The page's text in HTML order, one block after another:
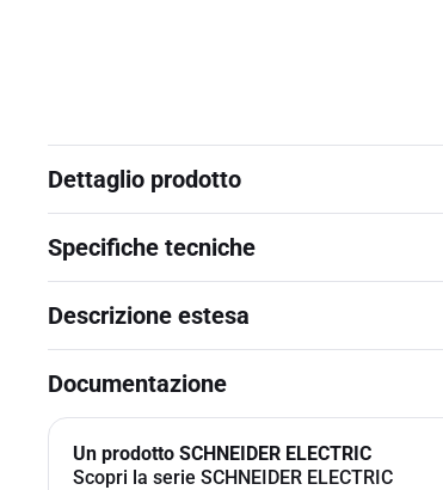
Dettaglio prodotto
Specifiche tecniche
Descrizione estesa
Documentazione
Un prodotto SCHNEIDER ELECTRIC
Scopri la serie SCHNEIDER ELECTRIC